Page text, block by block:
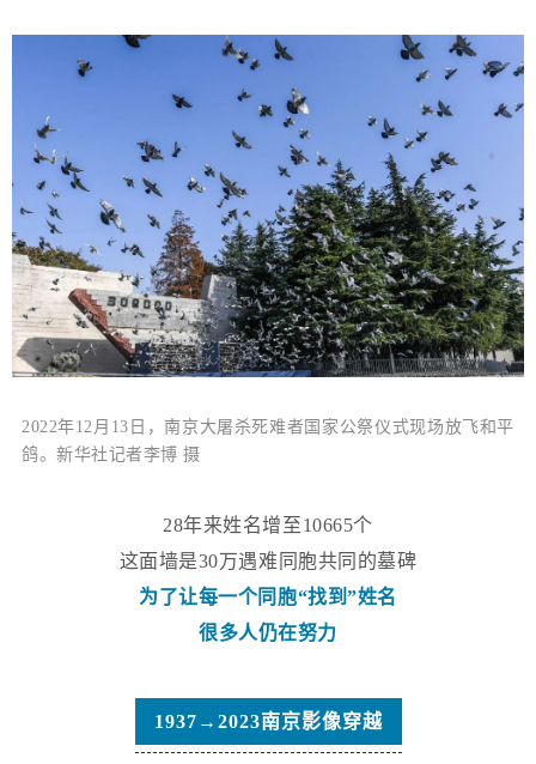
2022年12月13日，南京大屠杀死难者国家公祭仪式现场放飞和平
鸽。新华社记者李博 摄
28年来姓名增至10665个
这面墙是30万遇难同胞共同的墓碑
为了让每一个同胞“找到”姓名
很多人仍在努力
1937→2023南京影像穿越